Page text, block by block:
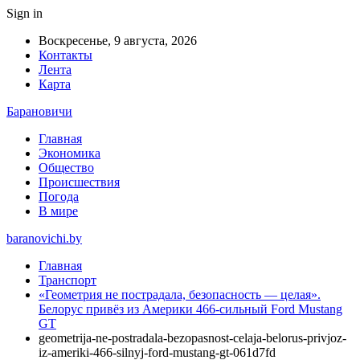
Sign in
Воскресенье, 9 августа, 2026
Контакты
Лента
Карта
Барановичи
Главная
Экономика
Общество
Происшествия
Погода
В мире
baranovichi.by
Главная
Транспорт
«Геометрия не пострадала, безопасность — целая».
Белорус привёз из Америки 466-сильный Ford Mustang
GT
geometrija-ne-postradala-bezopasnost-celaja-belorus-privjoz-
iz-ameriki-466-silnyj-ford-mustang-gt-061d7fd